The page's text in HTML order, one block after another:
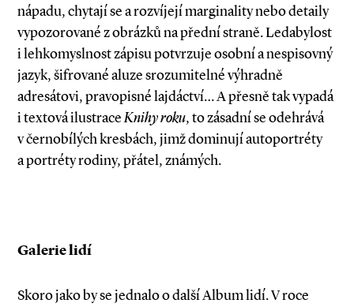
nápadu, chytají se a rozvíjejí marginality nebo detaily
vypozorované z obrázků na přední straně. Ledabylost
i lehkomyslnost zápisu potvrzuje osobní a nespisovný
jazyk, šifrované aluze srozumitelné výhradně
adresátovi, pravopisné lajdáctví… A přesně tak vypadá
i textová ilustraceKnihy roku, to zásadní se odehrává
v černobílých kresbách, jimž dominují autoportréty
a portréty rodiny, přátel, známých.
Galerie lidí
Skoro jako by se jednalo o další Album lidí. V roce